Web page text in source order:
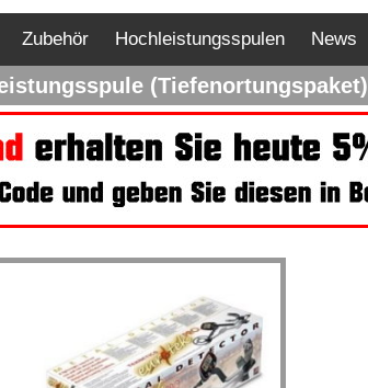
Zubehör Hochleistungsspulen News
(Tiefenortungspaket)